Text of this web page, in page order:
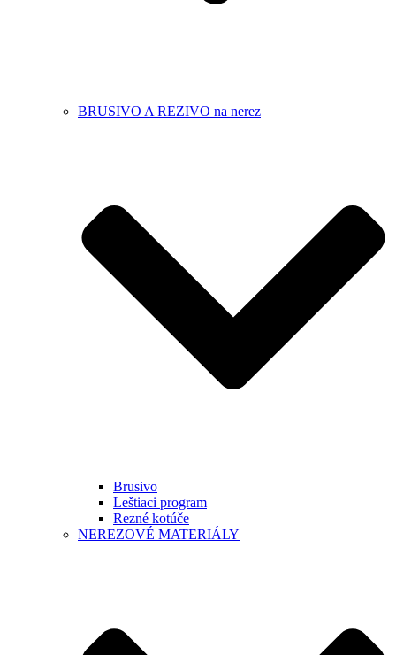
BRUSIVO A REZIVO na nerez
Brusivo
Leštiaci program
Rezné kotúče
NEREZOVÉ MATERIÁLY